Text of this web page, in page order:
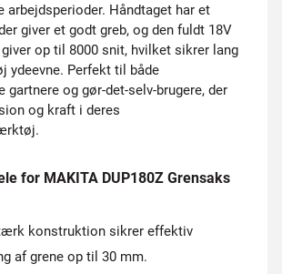
arbejdsperioder. Håndtaget har et
giver et godt greb, og den fuldt 18V
op til 8000 snit, hvilket sikrer lang
ydeevne. Perfekt til både
gartnere og gør-det-selv-brugere, der
og kraft i deres
for MAKITA DUP180Z Grensaks
konstruktion sikrer effektiv
af grene op til 30 mm.